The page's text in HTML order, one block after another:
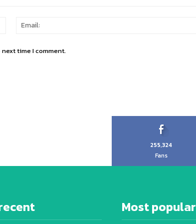
Name:
time I comment.
255,324
Fans
Most popular